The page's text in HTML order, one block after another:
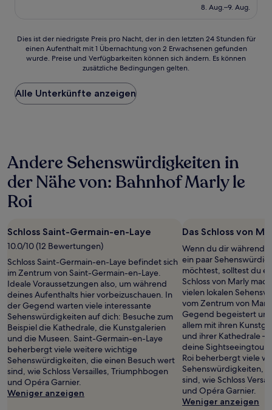
beträgt
8. Aug.–9. Aug.
Dies
der
Preis
pro
Nacht,
24 Stunden
für
einen
mit
2 Erwachsenen
gefunden
wurde.
Preise
und
Verfügbarkeiten
können
sich
ändern.
Es
können
zusätzliche
Bedingungen
gelten.
Dies ist der niedrigste Preis pro Nacht, der in den letzten 24 Stunden für
einen Aufenthalt mit 1 Übernachtung von 2 Erwachsenen gefunden
wurde. Preise und Verfügbarkeiten können sich ändern. Es können
zusätzliche Bedingungen gelten.
Alle Unterkünfte anzeigen
Andere Sehenswürdigkeiten in
der Nähe von: Bahnhof Marly le
Roi
Schloss Saint-Germain-en-Laye
10.0/10 (12 Bewertungen)
Schloss Saint-Germain-en-Laye befindet sich
im Zentrum von Saint-Germain-en-Laye.
Ideale Voraussetzungen also, um während
deines Aufenthalts hier vorbeizuschauen. In
der Gegend warten viele interessante
Sehenswürdigkeiten auf dich: Besuche zum
Beispiel die Kathedrale, die Kunstgalerien
und die Museen. Saint-Germain-en-Laye
beherbergt viele weitere wichtige
Sehenswürdigkeiten, die einen Besuch wert
sind, wie Schloss Versailles, Triumphbogen
und Opéra Garnier.
Weniger anzeigen
Das Schloss von
Wenn du dir während
ein paar
möchtest, solltest du
Schloss von Marly
vielen lokalen
vom Zentrum von
Gegend begeistert
allem mit ihren
und ihrer Kathedrale –
deine Sightseeingtour
Roi beherbergt viele
Sehenswürdigkeiten,
sind, wie Schloss
und Opéra Garnier.
Weniger anzeigen